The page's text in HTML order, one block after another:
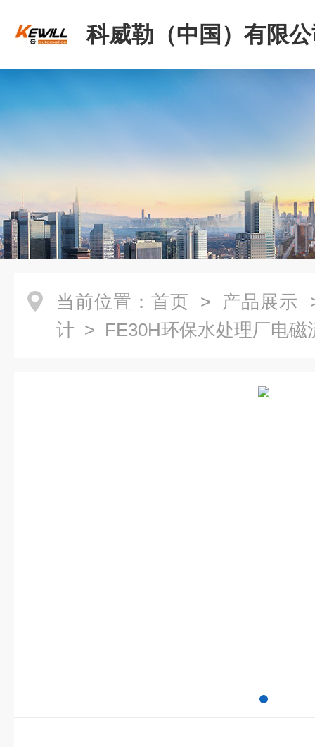
科威勒（中国）有限
当前位置： 首页 > 产品展示
计 > FE30H环保水处理厂电磁